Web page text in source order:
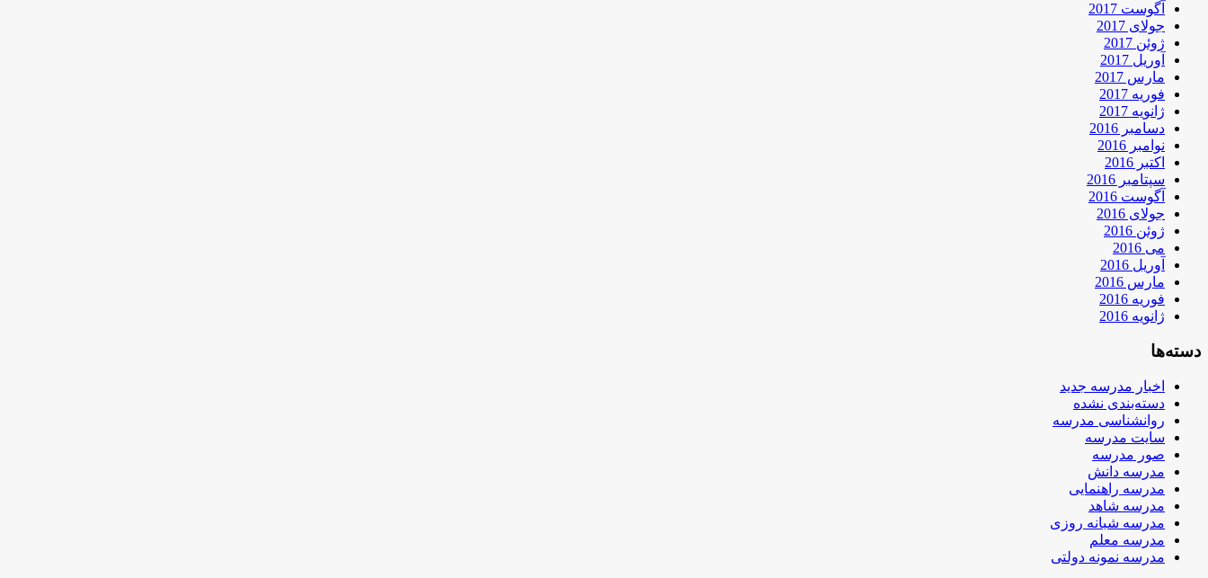
آگوست 2017
جولای 2017
ژوئن 2017
آوریل 2017
مارس 2017
فوریه 2017
ژانویه 2017
دسامبر 2016
نوامبر 2016
اکتبر 2016
سپتامبر 2016
آگوست 2016
جولای 2016
ژوئن 2016
می 2016
آوریل 2016
مارس 2016
فوریه 2016
ژانویه 2016
دسته‌ها
اخبار مدرسه جدید
دسته‌بندی نشده
روانشناسی مدرسه
سایت مدرسه
صور مدرسه
مدرسه دانش
مدرسه راهنمایی
مدرسه شاهد
مدرسه شبانه روزی
مدرسه معلم
مدرسه نمونه دولتی